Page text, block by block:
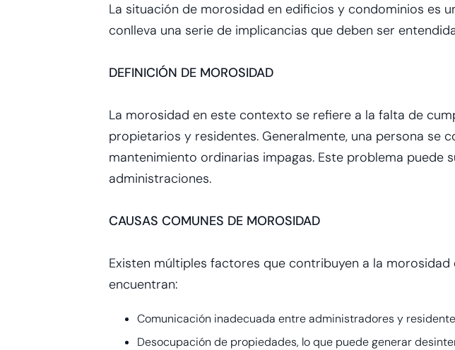
La situación de morosidad en edificios y condominios es
conlleva una serie de implicancias que deben ser
DEFINICIÓN DE MOROSIDAD
La morosidad en este contexto se refiere a la falta de
propietarios y residentes. Generalmente, una persona se
mantenimiento ordinarias impagas. Este problema
administraciones.
CAUSAS COMUNES DE MOROSIDAD
Existen múltiples factores que contribuyen a la
encuentran:
Comunicación inadecuada entre administradores y
Desocupación de propiedades, lo que puede generar